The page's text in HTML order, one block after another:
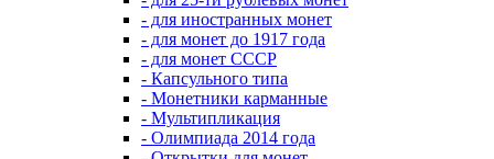
- для иностранных монет
- для монет до 1917 года
- для монет СССР
- Капсульного типа
- Монетники карманные
- Мультипликация
- Олимпиада 2014 года